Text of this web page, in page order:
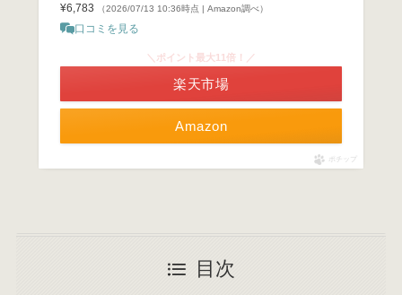
¥6,783
（2026/07/13 10:36時点 | Amazon調べ）
口コミを見る
Amazon
＼ポイント最大11倍！／
楽天市場
ポチップ
目次